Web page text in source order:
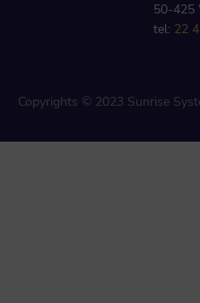
50-425
tel: 22
Copyrights © 2023 Sunrise